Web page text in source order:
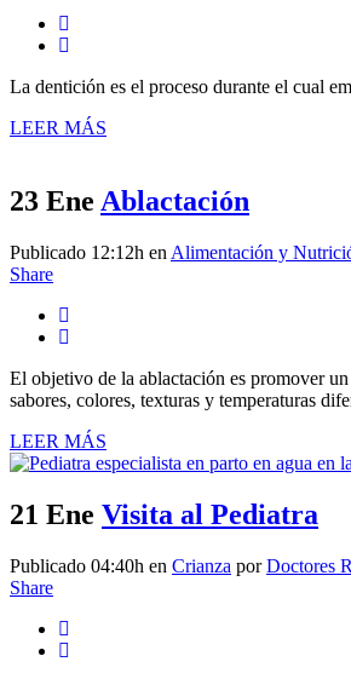
La dentición es el proceso durante el cual
LEER MÁS
23 Ene Ablactación
Publicado 12:12h en Alimentación y
Share
El objetivo de la ablactación es promover
sabores, colores, texturas y temperaturas
LEER MÁS
21 Ene Visita al Pediatra
Publicado 04:40h en Crianza porDoctores
Share